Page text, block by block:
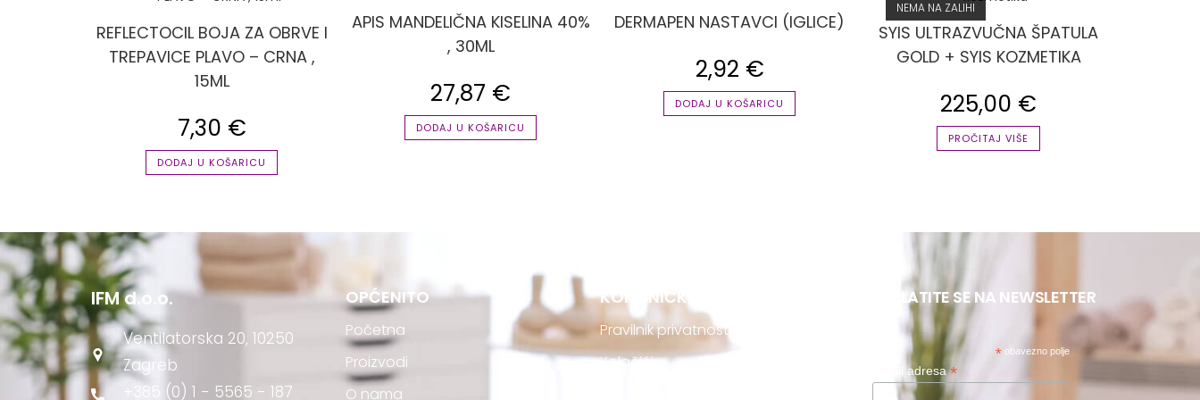
REFLECTOCIL BOJA ZA OBRVE I
TREPAVICE PLAVO – CRNA ,
15ML
7,30 €
DODAJ U KOŠARICU
APIS MANDELIČNA KISELINA 40%
, 30ML
27,87 €
DODAJ U KOŠARICU
DERMAPEN NASTAVCI (IGLICE)
2,92 €
DODAJ U KOŠARICU
NEMA NA ZALIHI
SYIS ULTRAZVUČNA ŠPATULA
GOLD + SYIS KOZMETIKA
225,00 €
PROČITAJ VIŠE
IFM d.o.o.
Ventilatorska 20, 10250
Zagreb
+385 (0) 1 - 5565 - 187
OPĆENITO
Početna
Proizvodi
O nama
KORISNIČKA PODRŠKA
Pravilnik privatnosti
Kolačići
PRETPLATITE SE NA NEWSLETTER
*obavezno polje
Email adresa*